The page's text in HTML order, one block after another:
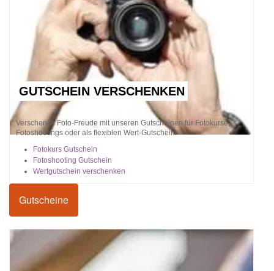
GUTSCHEIN VERSCHENKEN
Verschenke Foto-Freude mit unseren Gutscheinen für Fotokurse,
Fotoshootings oder als flexiblen Wert-Gutschein!
Fotokurs Gutschein
Fotoshooting Gutschein
Wertgutschein verschenken
Gutscheine